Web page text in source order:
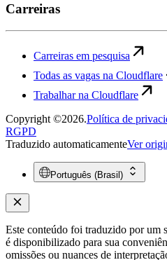
Carreiras
Carreiras em pesquisa
Todas as vagas na Cloudflare
Trabalhar na Cloudflare
Copyright ©2026.Política de
RGPD
Traduzido automaticamenteVer
Português (Brasil)
Este conteúdo foi traduzido por um
é disponibilizado para sua
omissões ou nuances de